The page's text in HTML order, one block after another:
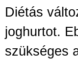
Diétás
joghurtot.
szükséges